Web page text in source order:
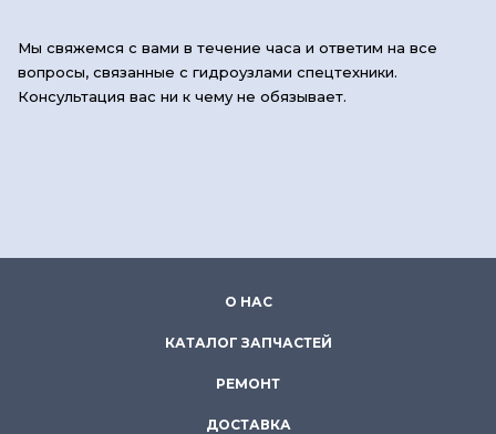
Мы свяжемся с вами в течение часа и ответим на все
вопросы, связанные с гидроузлами спецтехники.
Консультация вас ни к чему не обязывает.
О НАС
КАТАЛОГ ЗАПЧАСТЕЙ
РЕМОНТ
ДОСТАВКА